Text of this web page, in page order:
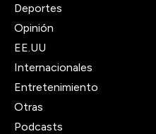
Deportes
Opinión
EE.UU
Internacionales
Entretenimiento
Otras
Podcasts